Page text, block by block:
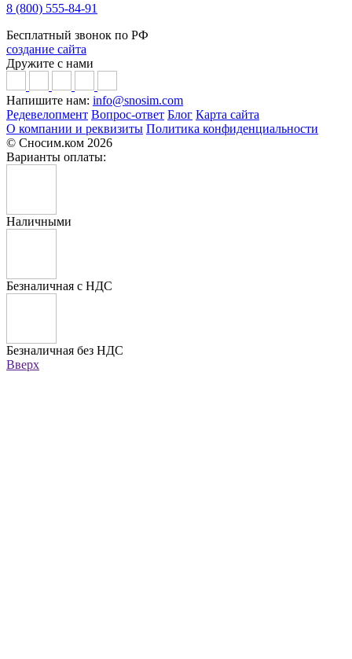
8 (800) 555-84-91
Бесплатный звонок по РФ
создание сайта
Дружите с нами
Напишите нам: info@snosim.com
Редевелопмент Вопрос-ответ Блог Карта сайта
О компании и реквизиты Политика конфиденциальности
© Сносим.ком 2026
Варианты оплаты:
Наличными
Безналичная с НДС
Безналичная без НДС
Вверх